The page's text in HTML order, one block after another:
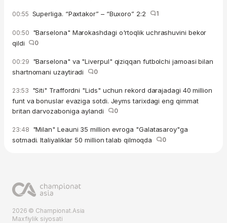
00:55 Superliga. “Paxtakor” – “Buxoro” 2:2 1
00:50 "Barselona" Marokashdagi o'rtoqlik uchrashuvini bekor
qildi
0
00:29 "Barselona" va "Liverpul" qiziqqan futbolchi jamoasi bilan
shartnomani uzaytiradi
0
23:53 "Siti" Traffordni "Lids" uchun rekord darajadagi 40 million
funt va bonuslar evaziga sotdi. Jeyms tarixdagi eng qimmat
britan darvozaboniga aylandi
0
23:48 "Milan" Leauni 35 million evroga "Galatasaroy"ga
sotmadi. Italiyaliklar 50 million talab qilmoqda
0
2026 © Championat.Asia
Maxfiylik siyosati